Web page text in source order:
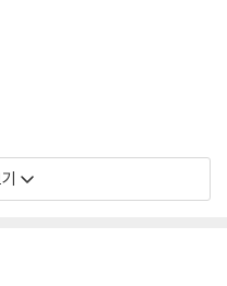
, 모서리 눌림, 갈라짐이 발생
와의 접촉으로 인해 갈라질 수